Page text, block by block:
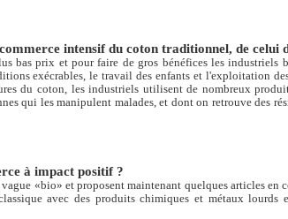
intensif du coton traditionnel, de celui
bas prix et pour faire de gros bénéfices les industriels
exécrables, le travail des enfants et l'exploitation
du coton, les industriels utilisent de nombreux
qui les manipulent malades, et dont on retrouve des
à impact positif ?
«bio» et proposent maintenant quelques articles en
avec des produits chimiques et métaux lourds